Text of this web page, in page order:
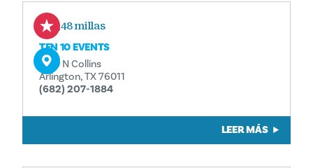
1,48 millas
TEN 10 EVENTS
1010 N Collins
Arlington, TX 76011
(682) 207-1884
LEER MÁS